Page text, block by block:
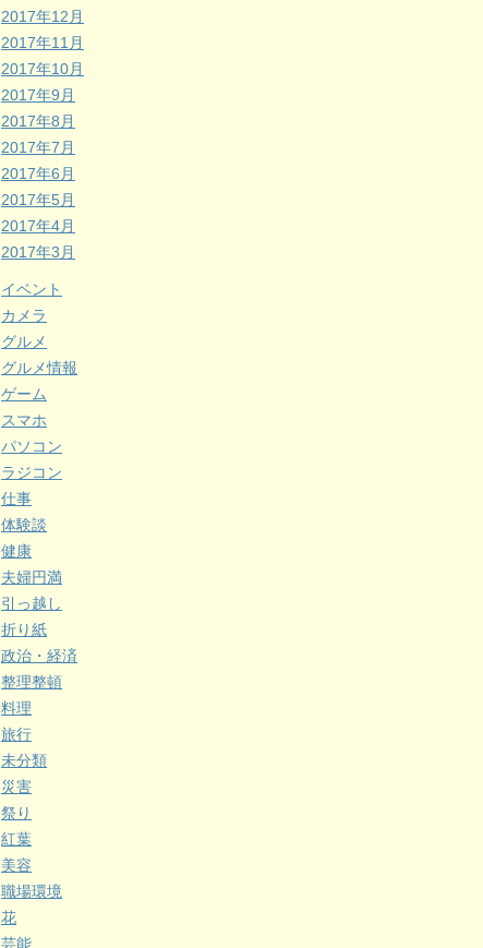
2017年12月
2017年11月
2017年10月
2017年9月
2017年8月
2017年7月
2017年6月
2017年5月
2017年4月
2017年3月
イベント
カメラ
グルメ
グルメ情報
ゲーム
スマホ
パソコン
ラジコン
仕事
体験談
健康
夫婦円満
引っ越し
折り紙
政治・経済
整理整頓
料理
旅行
未分類
災害
祭り
紅葉
美容
職場環境
花
芸能